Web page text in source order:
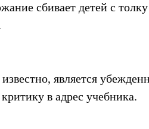
сбивает детей с
является
в адрес учебника.